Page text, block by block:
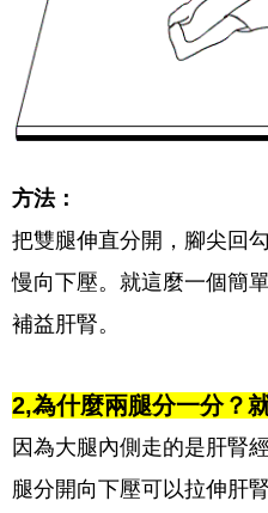
方法：
把雙腿伸直分開，腳尖回
慢向下壓。就這麼一個簡
補益肝腎。
2,為什麼兩腿分一分？
因為大腿內側走的是肝腎
腿分開向下壓可以拉伸肝